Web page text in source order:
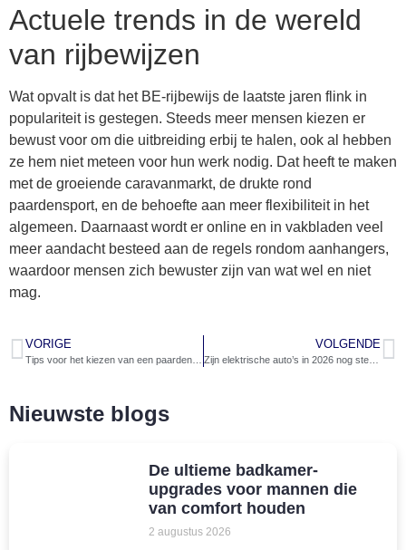
Actuele trends in de wereld
van rijbewijzen
Wat opvalt is dat het BE-rijbewijs de laatste jaren flink in
populariteit is gestegen. Steeds meer mensen kiezen er
bewust voor om die uitbreiding erbij te halen, ook al hebben
ze hem niet meteen voor hun werk nodig. Dat heeft te maken
met de groeiende caravanmarkt, de drukte rond
paardensport, en de behoefte aan meer flexibiliteit in het
algemeen. Daarnaast wordt er online en in vakbladen veel
meer aandacht besteed aan de regels rondom aanhangers,
waardoor mensen zich bewuster zijn van wat wel en niet
mag.
VORIGE VOLGENDE
Zijn elektrische auto’s in 2026 nog steeds de moeite waard? Een reële kostenvergelijking met benzine en hybride
Nieuwste blogs
De ultieme badkamer-
upgrades voor mannen die
van comfort houden
2 augustus 2026